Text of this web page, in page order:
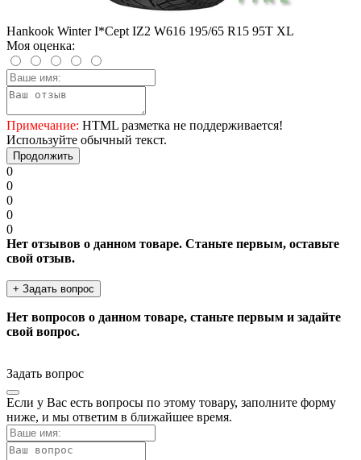
Hankook Winter I*Cept IZ2 W616 195/65 R15 95T XL
Моя оценка:
Примечание: HTML разметка не поддерживается!
Используйте обычный текст.
Продолжить
0
0
0
0
0
Нет отзывов о данном товаре. Станьте первым, оставьте
свой отзыв.
+ Задать вопрос
Нет вопросов о данном товаре, станьте первым и задайте
свой вопрос.
Задать вопрос
Если у Вас есть вопросы по этому товару, заполните форму
ниже, и мы ответим в ближайшее время.